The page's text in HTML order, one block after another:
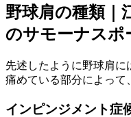
野球肩の種類｜
のサモーナスポ
先述したように野球肩
痛めている部分によって
インピンジメント症